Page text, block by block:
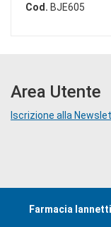
Cod. BJE605
Area Utente
Iscrizione alla
Farmacia